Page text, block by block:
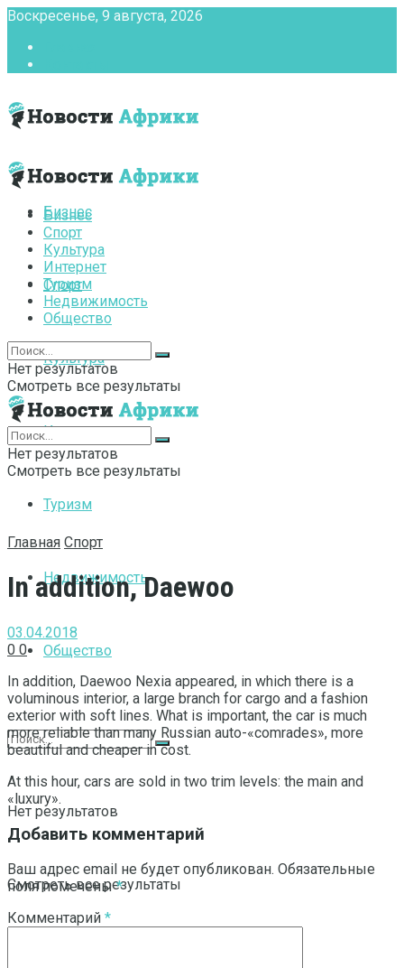
Воскресенье, 9 августа, 2026
Бизнес
Спорт
Культура
Интернет
Туризм
Недвижимость
Общество
Нет результатов
Смотреть все результаты
Бизнес
Спорт
Культура
Интернет
Туризм
Недвижимость
Общество
Нет результатов
Смотреть все результаты
Нет результатов
Смотреть все результаты
Главная Спорт
In addition, Daewoo
03.04.2018
0 0
In addition, Daewoo Nexia appeared, in which there is a
voluminous interior, a large branch for cargo and a fashion
exterior with soft lines. What is important, the car is much
more reliable than many Russian auto-«comrades», more
beautiful and cheaper in cost.
At this hour, cars are sold in two trim levels: the main and
«luxury».
Добавить комментарий
Ваш адрес email не будет опубликован. Обязательные
поля помечены*
Комментарий *